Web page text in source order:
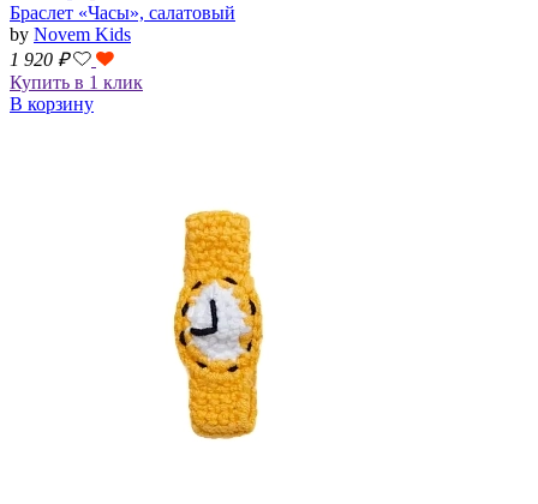
Браслет «Часы», салатовый
by Novem Kids
1 920 ₽
Купить в 1 клик
В корзину